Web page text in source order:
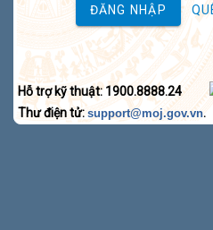
ĐĂNG NHẬP
Hỗ trợ kỹ thuật: 1900.8888.24
Thư điện tử: support@moj.gov.vn.